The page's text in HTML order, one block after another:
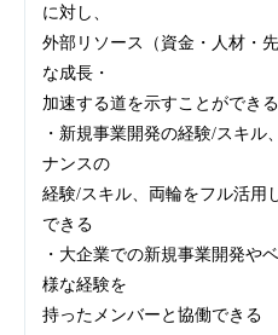
に対し、
外部リソース（資金・人材・
な成長・
加速する道を示すことができる
・新規事業開発の経験/スキル
ナンスの
経験/スキル、両輪をフル活用
できる
・大企業での新規事業開発や
様な経験を
持ったメンバーと協働できる